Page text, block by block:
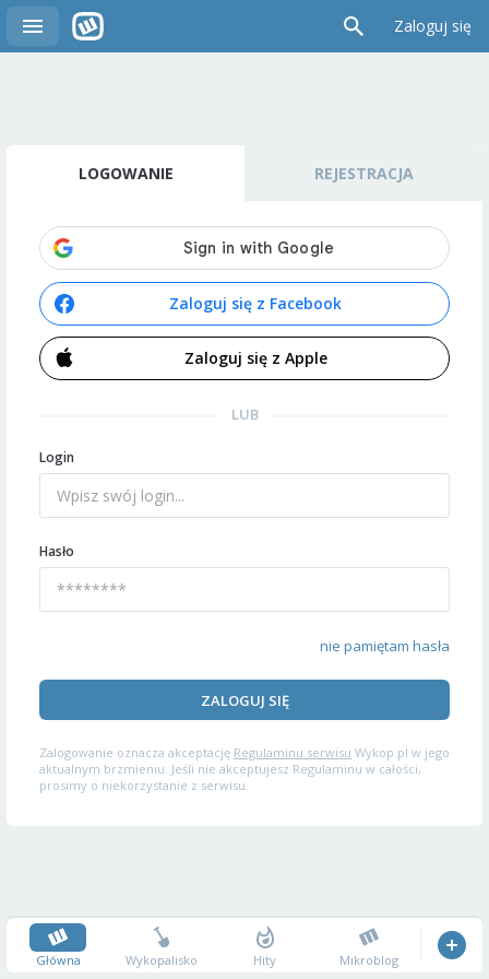
Zaloguj się
LOGOWANIE REJESTRACJA
Zaloguj się z Facebook
Zaloguj się z Apple
LUB
Login
Hasło
nie pamiętam hasła
ZALOGUJ SIĘ
Zalogowanie oznacza akceptację Regulaminu serwisu Wykop.pl w jego
aktualnym brzmieniu. Jeśli nie akceptujesz Regulaminu w całości,
prosimy o niekorzystanie z serwisu.
Główna Wykopalisko Hity Mikroblog